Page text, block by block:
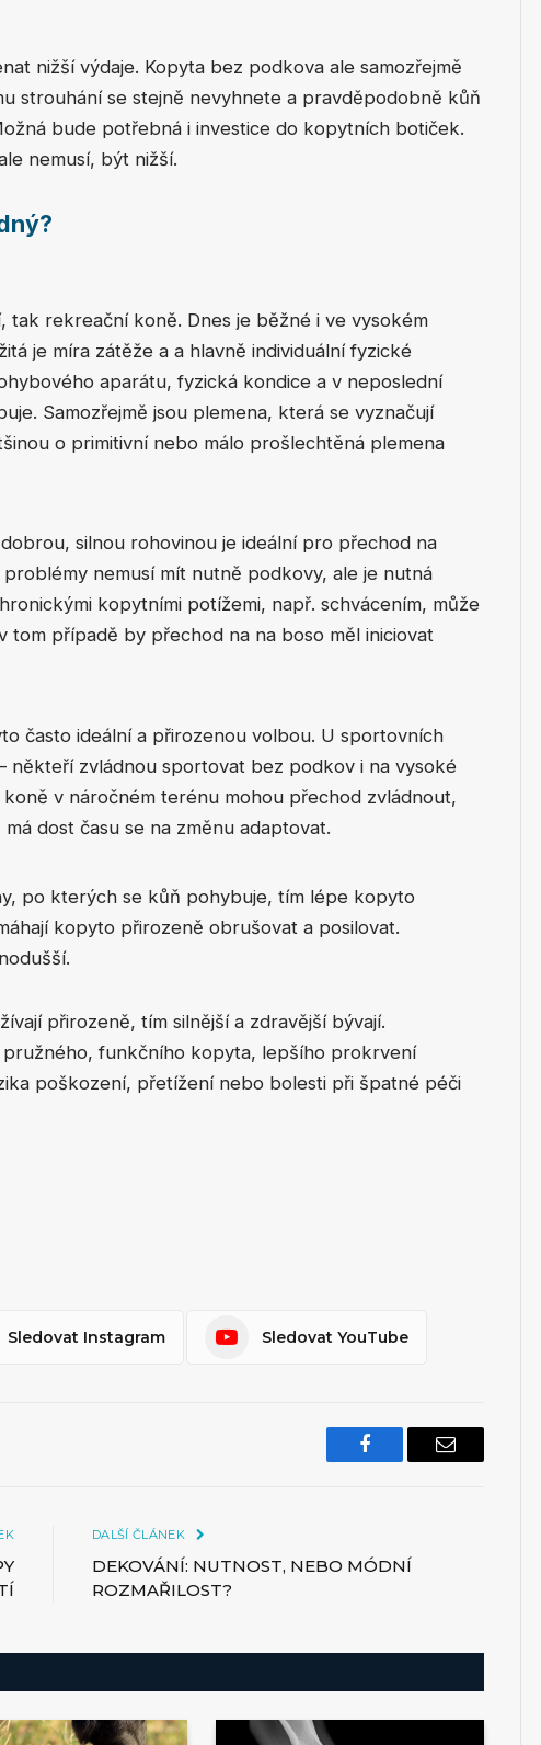
nižší výdaje. Kopyta bez podkova ale samozřejmě
strouhání se stejně nevyhnete a pravděpodobně kůň
bude potřebná i investice do kopytních botiček.
nemusí, být nižší.
rekreační koně. Dnes je běžné i ve vysokém
je míra zátěže a a hlavně individuální fyzické
aparátu, fyzická kondice a v neposlední
Samozřejmě jsou plemena, která se vyznačují
o primitivní nebo málo prošlechtěná plemena
silnou rohovinou je ideální pro přechod na
nemusí mít nutně podkovy, ale je nutná
kopytními potížemi, např. schvácením, může
případě by přechod na na boso měl iniciovat
často ideální a přirozenou volbou. U sportovních
někteří zvládnou sportovat bez podkov i na vysoké
v náročném terénu mohou přechod zvládnout,
dost času se na změnu adaptovat.
po kterých se kůň pohybuje, tím lépe kopyto
kopyto přirozeně obrušovat a posilovat.
přirozeně, tím silnější a zdravější bývají.
funkčního kopyta, lepšího prokrvení
poškození, přetížení nebo bolesti při špatné péči
Sledovat Instagram Sledovat YouTube
Facebook Email
DALŠÍ ČLÁNEK
DEKOVÁNÍ: NUTNOST, NEBO MÓDNÍ
ROZMAŘILOST?